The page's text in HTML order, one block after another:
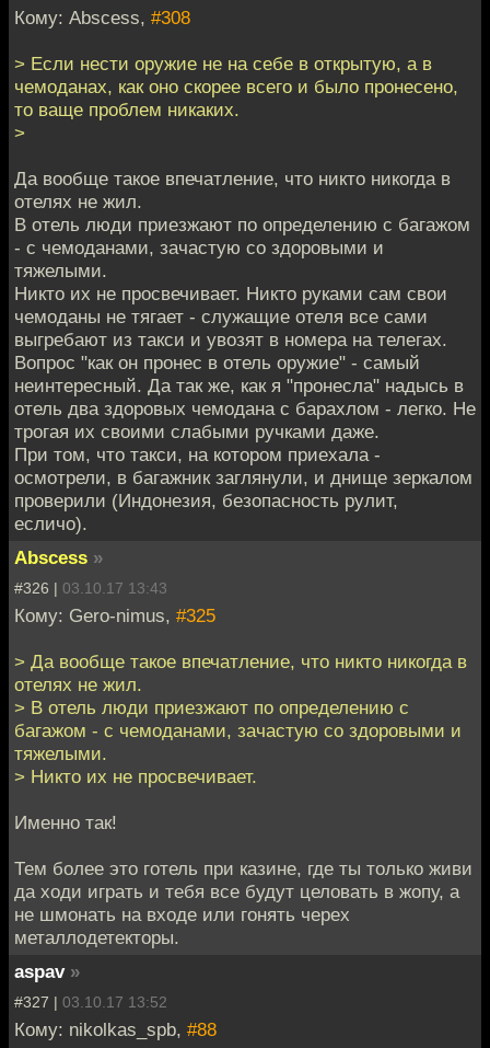
Кому: Abscess, #308
> Если нести оружие не на себе в открытую, а в
чемоданах, как оно скорее всего и было пронесено,
то ваще проблем никаких.
>
Да вообще такое впечатление, что никто никогда в
отелях не жил.
В отель люди приезжают по определению с багажом
- с чемоданами, зачастую со здоровыми и
тяжелыми.
Никто их не просвечивает. Никто руками сам свои
чемоданы не тягает - служащие отеля все сами
выгребают из такси и увозят в номера на телегах.
Вопрос "как он пронес в отель оружие" - самый
неинтересный. Да так же, как я "пронесла" надысь в
отель два здоровых чемодана с барахлом - легко. Не
трогая их своими слабыми ручками даже.
При том, что такси, на котором приехала -
осмотрели, в багажник заглянули, и днище зеркалом
проверили (Индонезия, безопасность рулит,
есличо).
Abscess »
#326 | 03.10.17 13:43
Кому: Gero-nimus, #325
> Да вообще такое впечатление, что никто никогда в
отелях не жил.
> В отель люди приезжают по определению с
багажом - с чемоданами, зачастую со здоровыми и
тяжелыми.
> Никто их не просвечивает.
Именно так!
Тем более это готель при казине, где ты только живи
да ходи играть и тебя все будут целовать в жопу, а
не шмонать на входе или гонять черех
металлодетекторы.
aspav »
#327 | 03.10.17 13:52
Кому: nikolkas_spb, #88